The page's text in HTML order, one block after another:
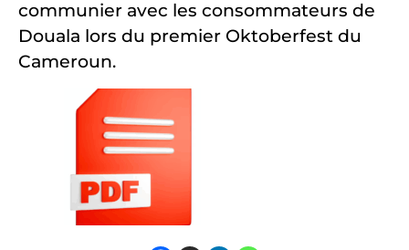
communier avec les consommateurs de
Douala lors du premier Oktoberfest du
Cameroun.